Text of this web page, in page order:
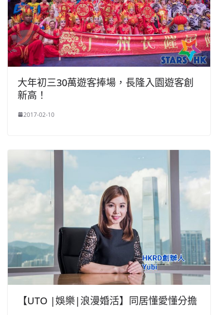
大年初三30萬遊客捧場，長隆入園遊客創
新高！
2017-02-10
【UTO |娛樂|浪漫婚活】同居懂愛懂分擔